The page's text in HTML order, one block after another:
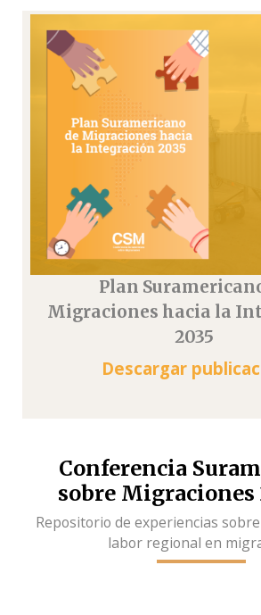
Plan
Migraciones hacia la
2035
Descargar
Conferencia
sobre Migraciones
Repositorio de experiencias
labor regional en